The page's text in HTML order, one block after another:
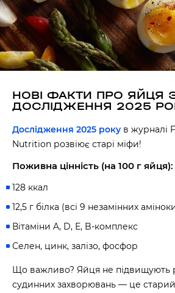
НОВІ ФАКТИ ПРО ЯЙЦЯ
ДОСЛІДЖЕННЯ 2025
Дослідження 2025 року в журналі
Nutrition розвіює старі міфи!
Поживна цінність (на 100 г яйця):
128 ккал
12,5 г білка (всі 9 незамінних
Вітаміни A, D, E, B-комплекс
Селен, цинк, залізо, фосфор
Що важливо? Яйця не підвищують
судинних захворювань — це